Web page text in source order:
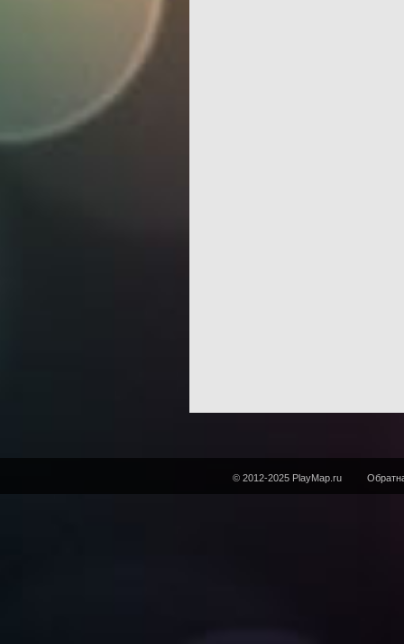
© 2012-2025 PlayMap.ru